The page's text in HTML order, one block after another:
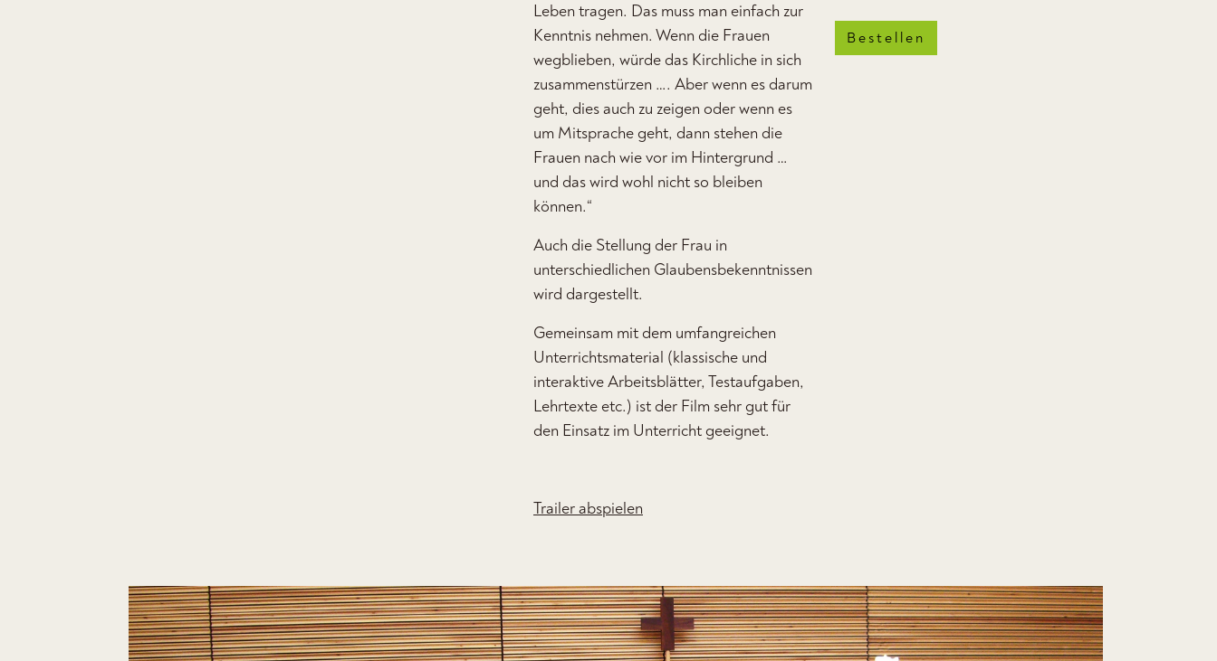
Leben tragen. Das muss man einfach zur
Kenntnis nehmen. Wenn die Frauen
wegblieben, würde das Kirchliche in sich
zusammenstürzen …. Aber wenn es darum
geht, dies auch zu zeigen oder wenn es
um Mitsprache geht, dann stehen die
Frauen nach wie vor im Hintergrund …
und das wird wohl nicht so bleiben
können.“
Auch die Stellung der Frau in
unterschiedlichen Glaubensbekenntnissen
wird dargestellt.
Gemeinsam mit dem umfangreichen
Unterrichtsmaterial (klassische und
interaktive Arbeitsblätter, Testaufgaben,
Lehrtexte etc.) ist der Film sehr gut für
den Einsatz im Unterricht geeignet.
Trailer abspielen
Bestellen